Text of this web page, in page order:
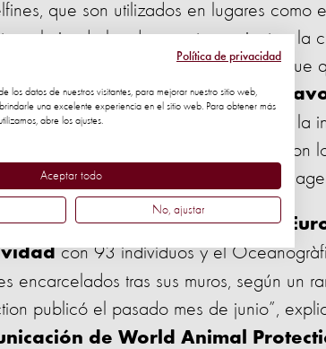
que son utilizados en lugares
obviando los duros entrenamientos,
que soportar estos animales, al igual que
Diego Nevado Martínez,
además el adoctrinamiento a la
precisamente por su empatía con
del cautiverio y creándoles una
lidera la lista de países en
con 93 individuos y el
encarcelados tras sus muros, según un
publicó el pasado mes de junio”,
de World Animal
Política de privacidad
los datos de nuestros visitantes, para mejorar nuestro sitio web,
una excelente experiencia en el sitio web. Para obtener más
abre los ajustes.
Aceptar todo
No, ajustar